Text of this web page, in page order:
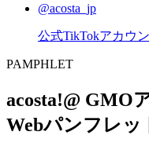
@acosta_jp
公式TikTokアカウ
PAMPHLET
acosta!@ GMO
Webパンフレッ